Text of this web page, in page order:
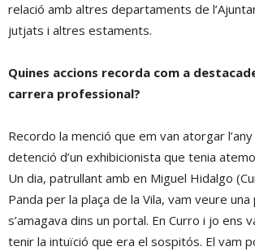
relació amb altres departaments de
jutjats i altres estaments.
Quines accions recorda com a
carrera professional?
Recordo la menció que em van atorgar
detenció d’un exhibicionista que tenia
Un dia, patrullant amb en Miguel Hidalgo
Panda per la plaça de la Vila, vam veure
s’amagava dins un portal. En Curro i jo ens
tenir la intuïció que era el sospitós. El vam